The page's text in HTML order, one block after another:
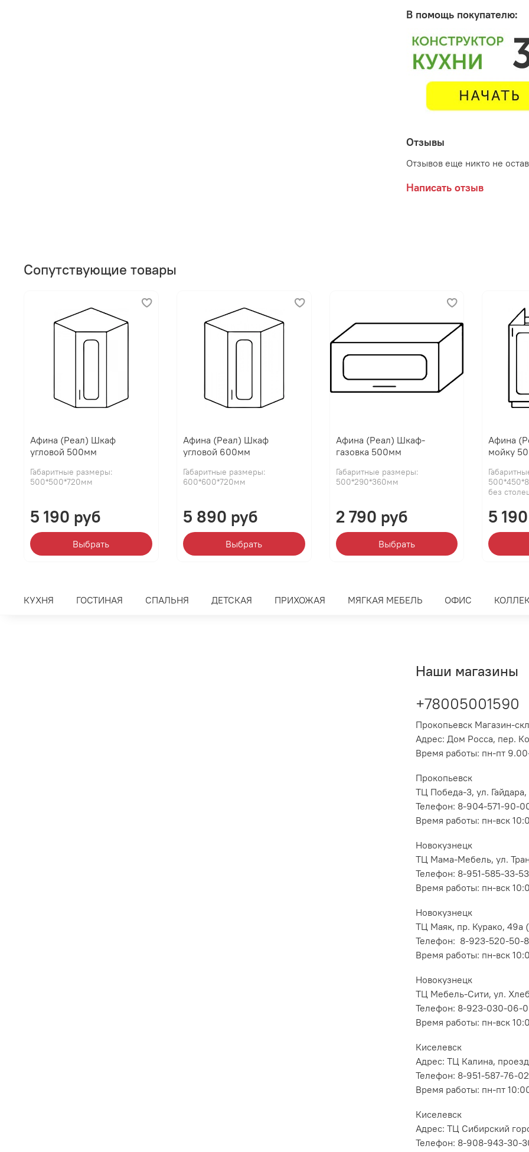
В помощь покупателю:
Отзывы
Отзывов еще никто не
Написать отзыв
Сопутствующие товары
Афина (Реал) Шкаф
угловой 500мм
Габаритные размеры:
500*500*720мм
5 190 руб
Выбрать
Афина (Реал) Шкаф
угловой 600мм
Габаритные размеры:
600*600*720мм
5 890 руб
Выбрать
Афина (Реал) Шкаф-
газовка 500мм
Габаритные размеры:
500*290*360мм
2 790 руб
Выбрать
Афина
мойку
без
5
КУХНЯ ГОСТИНАЯ СПАЛЬНЯ ДЕТСКАЯ ПРИХОЖАЯ МЯГКАЯ МЕБЕЛЬ ОФИС
Наши магазины
+78005001590
Прокопьевск Магазин-
Адрес: Дом Росса, пер.
Время работы: пн-пт
Прокопьевск
ТЦ Победа-3, ул. Гайдара,
Телефон: 8-904-571-90-
Время работы: пн-вск
Новокузнецк
ТЦ Мама-Мебель, ул.
Телефон: 8-951-585-33-53
Время работы: пн-вск
Новокузнецк
ТЦ Маяк, пр. Курако, 49а
Телефон: 8-923-520-50-
Время работы: пн-вск
Новокузнецк
ТЦ Мебель-Сити, ул.
Телефон: 8-923-030-06-
Время работы: пн-вск
Киселевск
Адрес: ТЦ Калина,
Телефон: 8-951-587-76-02
Время работы: пн-пт
Киселевск
Адрес: ТЦ Сибирский
Телефон: 8-908-943-30-